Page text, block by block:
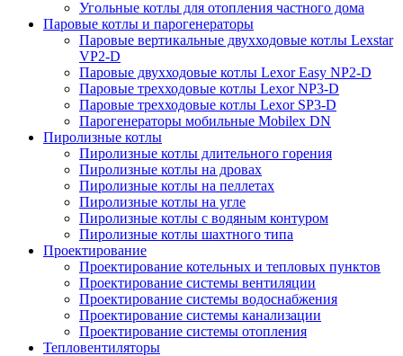
Угольные котлы для отопления частного дома
Паровые котлы и парогенераторы
Паровые вертикальные двухходовые котлы Lexstar
VP2-D
Паровые двухходовые котлы Lexor Easy NP2-D
Паровые трехходовые котлы Lexor NP3-D
Паровые трехходовые котлы Lexor SP3-D
Парогенераторы мобильные Mobilex DN
Пиролизные котлы
Пиролизные котлы длительного горения
Пиролизные котлы на дровах
Пиролизные котлы на пеллетах
Пиролизные котлы на угле
Пиролизные котлы с водяным контуром
Пиролизные котлы шахтного типа
Проектирование
Проектирование котельных и тепловых пунктов
Проектирование системы вентиляции
Проектирование системы водоснабжения
Проектирование системы канализации
Проектирование системы отопления
Тепловентиляторы